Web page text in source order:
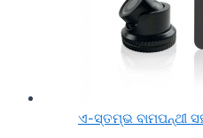
ଏ-ସ୍ତମ୍ଭ ବାମପନ୍ଥୀ